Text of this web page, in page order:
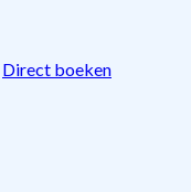
Direct boeken